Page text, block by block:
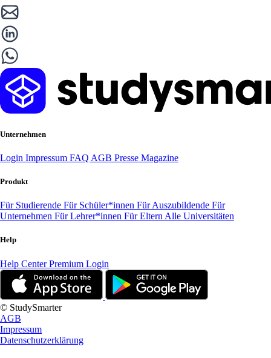
Unternehmen
Login Impressum FAQ AGB Presse Magazine
Produkt
Für Studierende Für Schüler*innen Für Auszubildende Für
Unternehmen Für Lehrer*innen Für Eltern Alle Universitäten
Help
Help CenterPremium Login
© StudySmarter
AGB
Impressum
Datenschutzerklärung